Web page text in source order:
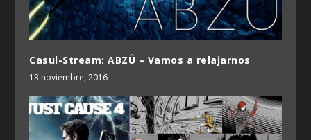
Casul-Stream: ABZÛ – Vamos a relajarnos
13 noviembre, 2016